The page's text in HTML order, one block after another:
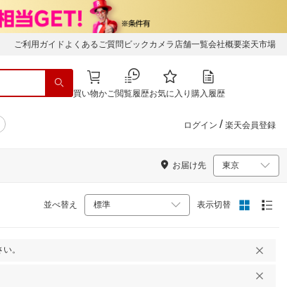
ご利用ガイド よくあるご質問 ビックカメラ店舗一覧会社概要楽天市場
買い物かご閲覧履歴お気に入り 購入履歴
ログイン / 楽天会員登録
お届け先
並べ替え 表示切替
。